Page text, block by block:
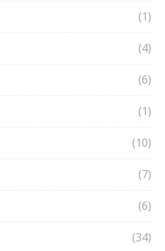
(1)
(4)
(6)
(1)
(10)
(7)
(6)
(34)